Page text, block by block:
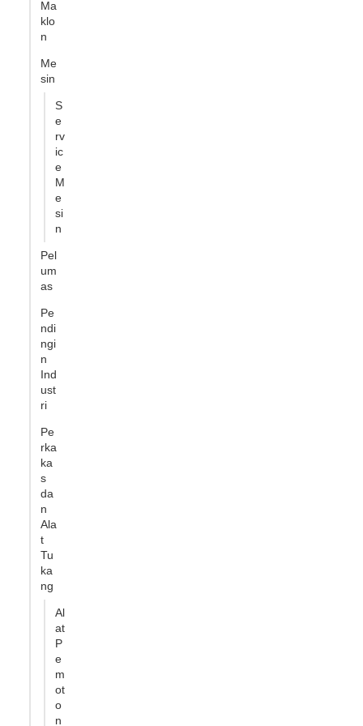
Ma
klo
n
Me
sin
S
e
rv
ic
e
M
e
si
n
Pel
um
as
Pe
ndi
ngi
n
Ind
ust
ri
Pe
rka
ka
s
da
n
Ala
t
Tu
ka
ng
Al
at
P
e
m
ot
o
n